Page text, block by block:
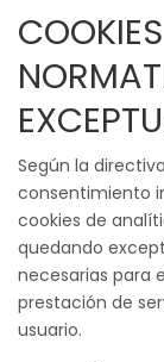
Según la
consentimiento
cookies de
quedando
necesarias para
prestación de
usuario.